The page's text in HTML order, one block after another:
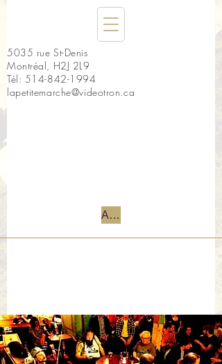
5035 rue St-Denis
Montréal, H2J 2L9
Tél: 514-842-1994
lapetitemarche@videotron.ca
Accueil